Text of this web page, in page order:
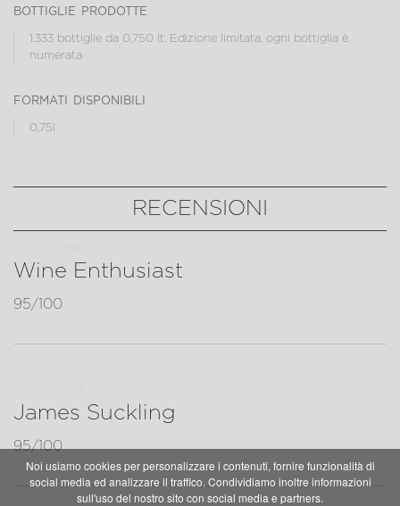
bottiglie prodotte
1.333 bottiglie da 0,750 lt. Edizione limitata, ogni bottiglia è
numerata
formati disponibili
0,75l
RECENSIONI
Wine Enthusiast
95/100
James Suckling
95/100
Noi usiamo cookies per personalizzare i contenuti, fornire funzionalità di
social media ed analizzare il traffico. Condividiamo inoltre informazioni
sull'uso del nostro sito con social media e partners.